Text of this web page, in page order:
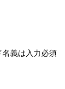
名義は入力必須